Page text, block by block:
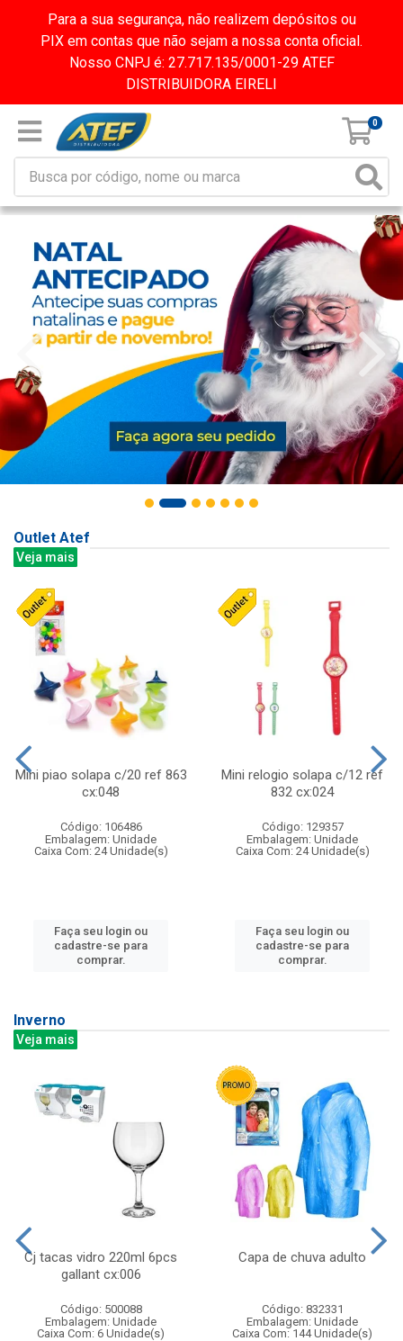
Para a sua segurança, não realizem depósitos ou
PIX em contas que não sejam a nossa conta oficial.
Nosso CNPJ é: 27.717.135/0001-29 ATEF
DISTRIBUIDORA EIRELI
0
Outlet Atef
Veja mais
Mini piao solapa c/20 ref 863
cx:048
Código: 106486
Embalagem: Unidade
Caixa Com: 24 Unidade(s)
Faça seu login ou
cadastre-se para
comprar.
Mini relogio solapa c/12 ref
832 cx:024
Código: 129357
Embalagem: Unidade
Caixa Com: 24 Unidade(s)
Faça seu login ou
cadastre-se para
comprar.
Inverno
Veja mais
Cj tacas vidro 220ml 6pcs
gallant cx:006
Código: 500088
Embalagem: Unidade
Caixa Com: 6 Unidade(s)
Capa de chuva adulto
Código: 832331
Embalagem: Unidade
Caixa Com: 144 Unidade(s)